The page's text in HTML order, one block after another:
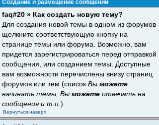
Создание и размещение сообщений
faq#20 » Как создать новую тему?
Для создания новой темы в одном из форумов
щелкните соответствующую кнопку на
странице темы или форума. Возможно, вам
придется зарегистрироваться перед отправкой
сообщения, или созданием темы. Доступные
вам возможности перечислены внизу страниц
форумов или тем (список Вы можете
начинать темы, Вы можете отвечать на
сообщения и т.п. ).
Вернуться наверх